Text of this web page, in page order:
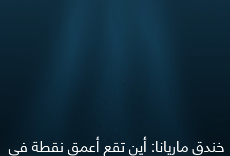
خندق ماريانا: أين تقع أعمق نقطة في